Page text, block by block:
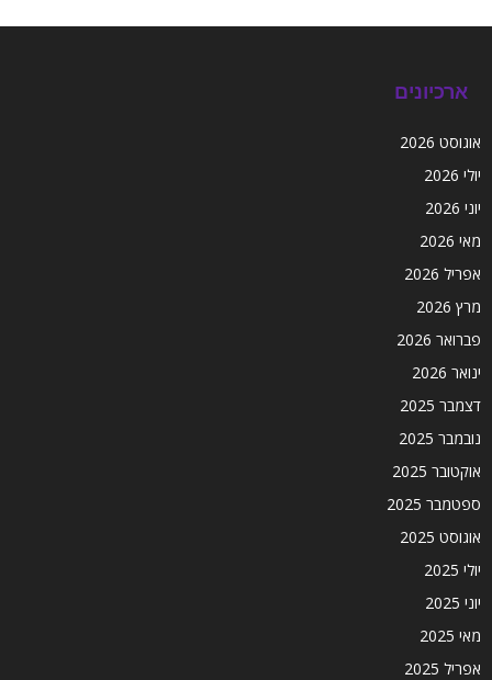
ארכיונים
אוגוסט 2026
יולי 2026
יוני 2026
מאי 2026
אפריל 2026
מרץ 2026
פברואר 2026
ינואר 2026
דצמבר 2025
נובמבר 2025
אוקטובר 2025
ספטמבר 2025
אוגוסט 2025
יולי 2025
יוני 2025
מאי 2025
אפריל 2025